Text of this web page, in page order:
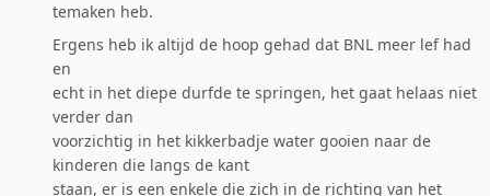
temaken heb.
Ergens heb ik altijd de hoop gehad dat BNL meer lef had
en
echt in het diepe durfde te springen, het gaat helaas niet
verder dan
voorzichtig in het kikkerbadje water gooien naar de
kinderen die langs de kant
staan, er is een enkele die zich in de richting van het